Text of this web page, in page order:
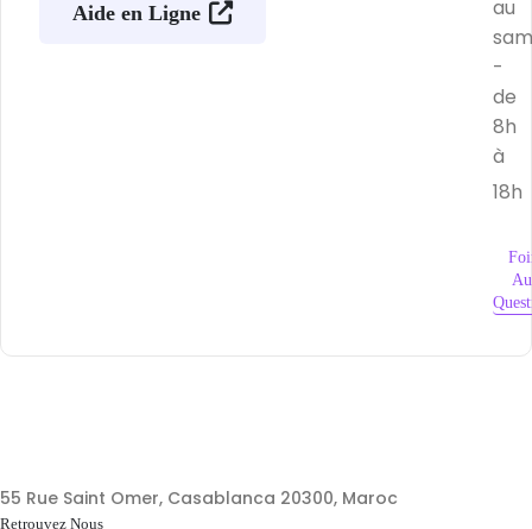
Aide en Ligne
au
-
de
8h
à
18h
55 Rue Saint Omer, Casablanca 20300, Maroc
Retrouvez Nous